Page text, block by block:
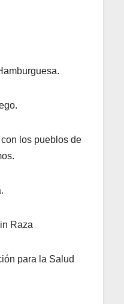
los pueblos de
Raza
para la Salud